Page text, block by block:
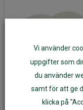
Bröstvärmare
Vi använder
uppgifter som
du använder
samt för att ge
klicka på